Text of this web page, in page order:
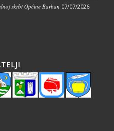
skrbi Općine Barban 07/07/2026